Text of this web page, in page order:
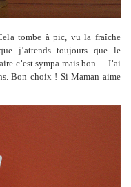
tombe à pic, vu la fraîche
j’attends toujours que le
c’est sympa mais bon… J’ai
Bon choix ! Si Maman aime